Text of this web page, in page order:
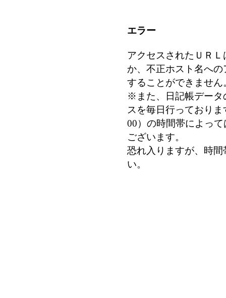
エラー
アクセスされたＵＲ
か、不正ホスト名へ
することができません
※また、日記帳データ
スを毎日行っており
00）の時間帯によっ
ございます。
恐れ入りますが、時
い。